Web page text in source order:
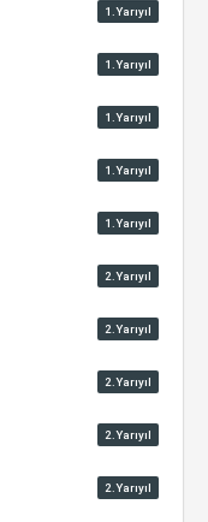
1.Yarıyıl
1.Yarıyıl
1.Yarıyıl
1.Yarıyıl
1.Yarıyıl
2.Yarıyıl
2.Yarıyıl
2.Yarıyıl
2.Yarıyıl
2.Yarıyıl